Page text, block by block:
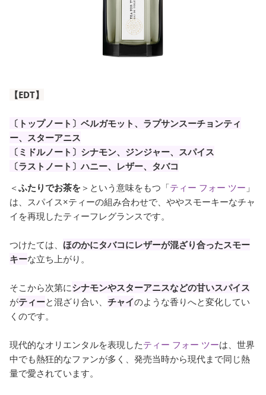
【EDT】
〔トップノート〕ベルガモット、ラプサンスーチョンティ
ー、スターアニス
〔ミドルノート〕シナモン、ジンジャー、スパイス
〔ラストノート〕ハニー、レザー、タバコ
＜ふたりでお茶を＞という意味をもつ「ティー フォー ツー 」
は、スパイス×ティーの組み合わせで、ややスモーキーなチャ
イを再現したティーフレグランスです。
つけたては、 ほのかにタバコにレザーが混ざり合ったスモー
キーな立ち上がり。
そこから次第にシナモンやスターアニスなどの甘いスパイス
がティーと混ざり合い、 チャイのような香りへと変化してい
くのです。
現代的なオリエンタルを表現したティー フォー ツーは、世界
中でも熱狂的なファンが多く、発売当時から現代まで同じ熱
量で愛されています。